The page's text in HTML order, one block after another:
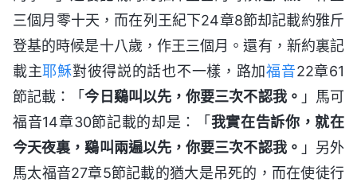
三個月零十天，而在列王紀下24章8節却記載約雅斤
登基的時候是十八歲，作王三個月。還有，新約裏記
載主耶穌對彼得説的話也不一樣，路加福音22章61
節記載：「今日鷄叫以先，你要三次不認我。 」馬可
福音14章30節記載的却是：「我實在告訴你，就在
今天夜裏，鷄叫兩遍以先，你要三次不認我。 」另外
馬太福音27章5節記載的猶大是吊死的，而在使徒行